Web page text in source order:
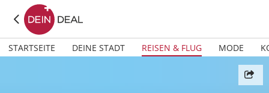
STARTSEITE DEINE STADT REISEN & FLUG MODE